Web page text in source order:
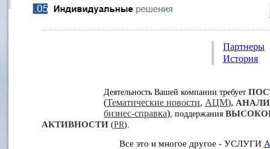
Партнеры
История
Деятельность Вашей компании требует
(Тематические новости, АЦМ),
бизнес-справка), поддержания
АКТИВНОСТИ (PR).
Все это и многое другое - УСЛУГИ